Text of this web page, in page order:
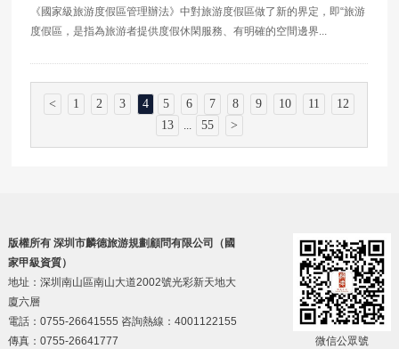
《國家級旅游度假區管理辦法》中對旅游度假區做了新的界定，即“旅游
度假區，是指為旅游者提供度假休閑服務、有明確的空間邊界...
< 1 2 3 4 5 6 7 8 9 10 11
12
13
... 55 >
版權所有 深圳市麟德旅游規劃顧問有限公司（國
家甲級資質）
地址：深圳南山區南山大道2002號光彩新天地大
廈六層
電話：0755-26641555 咨詢熱線：4001122155
傳真：0755-26641777
微信公眾號